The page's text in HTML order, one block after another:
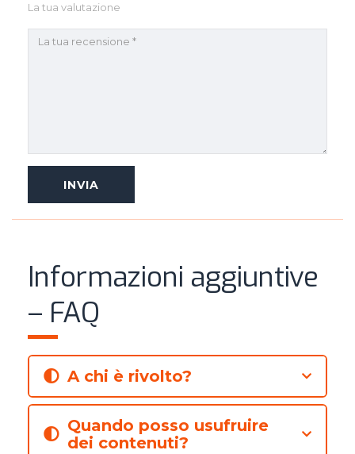
La tua valutazione
Informazioni aggiuntive
– FAQ
A chi è rivolto?
Quando posso usufruire
dei contenuti?